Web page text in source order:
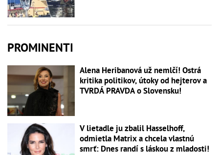
PROMINENTI
Alena Heribanová už nemlčí! Ostrá
kritika politikov, útoky od hejterov a
TVRDÁ PRAVDA o Slovensku!
V lietadle ju zbalil Hasselhoff,
odmietla Matrix a chcela vlastnú
smrť: Dnes randí s láskou z mladosti!